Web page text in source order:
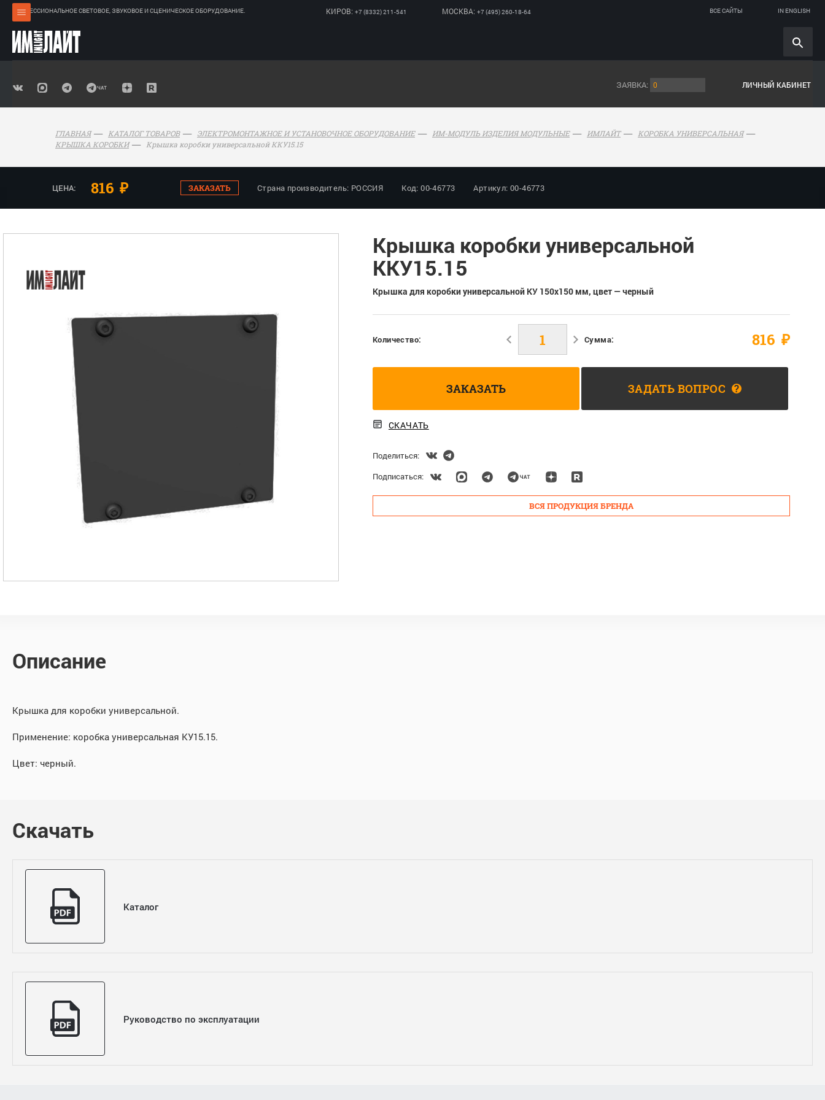
ПРОФЕССИОНАЛЬНОЕ СВЕТОВОЕ, ЗВУКОВОЕ И СЦЕНИЧЕСКОЕ ОБОРУДОВАНИЕ. КИРОВ: +7 (8332) 211-541 МОСКВА: +7 (495) 260-18-64 ВСЕ САЙТЫ IN ENGLISH
ЗАЯВКА: 0 ЛИЧНЫЙ КАБИНЕТ
ГЛАВНАЯ КАТАЛОГ ТОВАРОВ ЭЛЕКТРОМОНТАЖНОЕ И УСТАНОВОЧНОЕ ОБОРУДОВАНИЕ ИМ-МОДУЛЬ ИЗДЕЛИЯ МОДУЛЬНЫЕ ИМЛАЙТ
КОРОБКА УНИВЕРСАЛЬНАЯ
КРЫШКА КОРОБКИ
Крышка коробки универсальной ККУ15.15
ЦЕНА: 816 ₽ ЗАКАЗАТЬ Страна производитель: РОССИЯ Код: 00-46773 Артикул: 00-46773
Крышка коробки универсальной
ККУ15.15
Крышка для коробки универсальной КУ 150х150 мм, цвет — черный
Количество: Сумма: 816 ₽
ЗАКАЗАТЬ ЗАДАТЬ ВОПРОС ?
СКАЧАТЬ
Поделиться:
Подписаться:
ВСЯ ПРОДУКЦИЯ БРЕНДА
Описание
Крышка для коробки универсальной.
Применение: коробка универсальная КУ15.15.
Цвет: черный.
Скачать
Каталог
Руководство по эксплуатации